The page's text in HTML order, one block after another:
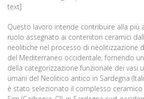
text]
Questo lavoro intende contribuire alla più
ruolo assegnato ai contenitori ceramici
neolitiche nel processo di neolitizzazione
del Mediterraneo occidentale, fornendo
della categorizzazione funzionale dei vasi
umani del Neolitico antico in Sardegna
è stato selezionato il complesso